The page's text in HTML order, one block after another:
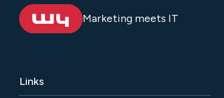
Marketing meets IT
Links